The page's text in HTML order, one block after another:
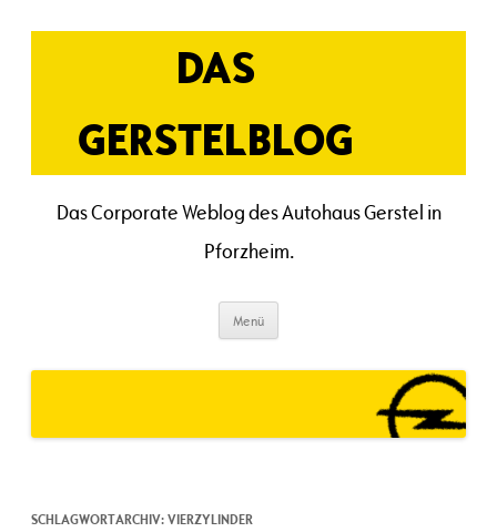
Inhalt
DAS
GERSTELBLOG
Das Corporate Weblog des Autohaus Gerstel in
Pforzheim.
Menü
SCHLAGWORTARCHIV:VIERZYLINDER